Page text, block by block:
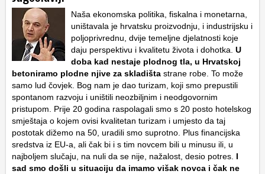
Naša ekonomska politika, fiskalna i monetarna,
uništavala je hrvatsku proizvodnju, i industrijsku i
poljoprivrednu, dvije temeljne djelatnosti koje
daju perspektivu i kvalitetu života i dohotka. U
doba kad nestaje plodnog tla, u Hrvatskoj
betoniramo plodne njive za skladišta strane robe. To može
samo lud čovjek. Bog nam je dao turizam, koji smo prepustili
spontanom razvoju i uništili neozbiljnim i neodgovornim
pristupom. Prije 20 godina raspolagali smo s 20 posto hotelskog
smještaja o kojem ovisi kvalitetan turizam i umjesto da taj
postotak dižemo na 50, uradili smo suprotno. Plus financijska
sredstva iz EU-a, ali čak bi i s tim novcem bili u minusu ili, u
najboljem slučaju, na nuli da se nije, nažalost, desio potres. I
sad smo došli u situaciju da imamo višak novca i čak ne